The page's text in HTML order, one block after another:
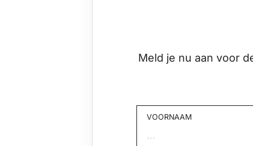
Meld je nu aan voor
VOORNAAM